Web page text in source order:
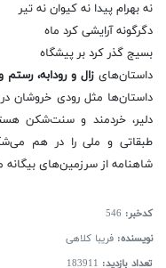
نه بهرام پیدا نه كیوان نه تیر
دگرگونه آرایشی كرد ماه
بسیج گذر كرد بر پیشگاه
داستان‌هایزال و رودابه، رستم
داستان‌ها مثل رودی خروشان در
دلیر، خردمند و سنت‌شكن
طبقاتی و ملی را در هم
شاهنامه از سرزمین‌های بیگانه
کدخبر: 546
نویسنده: فریبا کلاهی
تعداد بازدید: 183911